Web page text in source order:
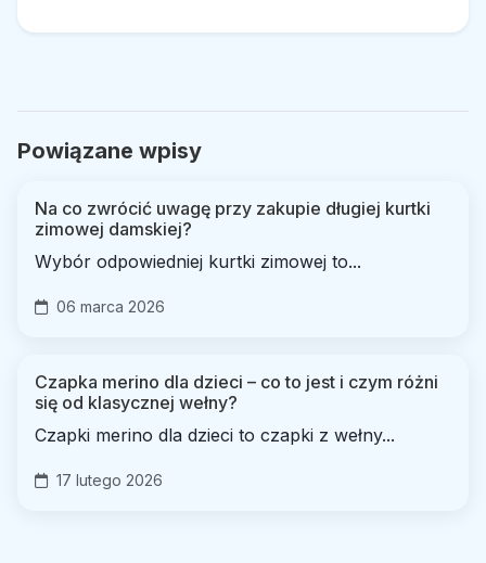
Powiązane wpisy
Na co zwrócić uwagę przy zakupie długiej kurtki
zimowej damskiej?
Wybór odpowiedniej kurtki zimowej to...
06 marca 2026
Czapka merino dla dzieci – co to jest i czym różni
się od klasycznej wełny?
Czapki merino dla dzieci to czapki z wełny...
17 lutego 2026